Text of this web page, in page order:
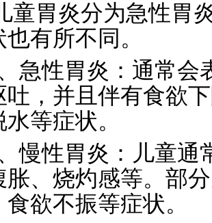
炎分为急性胃炎
有所不同。
性胃炎：通常会
吐，并且伴有食欲
等症状。
性胃炎：儿童通
胀、烧灼感等。部
欲不振等症状。